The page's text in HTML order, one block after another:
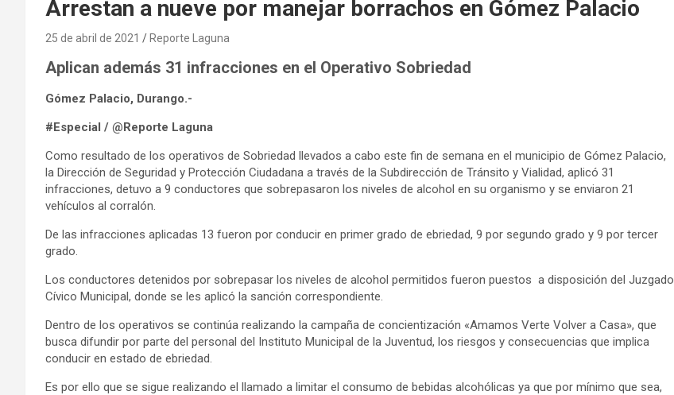
Arrestan a nueve por manejar borrachos en Gómez Palacio
25 de abril de 2021 Reporte Laguna
Aplican además 31 infracciones en el Operativo Sobriedad
Gómez Palacio, Durango.-
#Especial / @Reporte Laguna
Como resultado de los operativos de Sobriedad llevados a cabo este fin de semana en el municipio de Gómez Palacio,
la Dirección de Seguridad y Protección Ciudadana a través de la Subdirección de Tránsito y Vialidad, aplicó 31
infracciones, detuvo a 9 conductores que sobrepasaron los niveles de alcohol en su organismo y se enviaron 21
vehículos al corralón.
De las infracciones aplicadas 13 fueron por conducir en primer grado de ebriedad, 9 por segundo grado y 9 por tercer
grado.
Los conductores detenidos por sobrepasar los niveles de alcohol permitidos fueron puestos a disposición del Juzgado
Cívico Municipal, donde se les aplicó la sanción correspondiente.
Dentro de los operativos se continúa realizando la campaña de concientización «Amamos Verte Volver a Casa», que
busca difundir por parte del personal del Instituto Municipal de la Juventud, los riesgos y consecuencias que implica
conducir en estado de ebriedad.
Es por ello que se sigue realizando el llamado a limitar el consumo de bebidas alcohólicas ya que por mínimo que sea,